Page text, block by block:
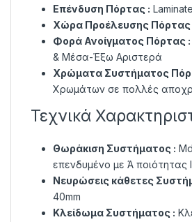
Επένδυση Πόρτας :
Χώρα Προέλευσης Πόρτας
Φορά Ανοίγματος Πόρτας :
& Μέσα-Έξω Αριστερά
Χρώματα Συστήματος
Χρωμάτων σε πολλές
Τεχνικά
Θωράκιση Συστήματος :
επενδυμένο με Ά ποιότητας
Νευρώσεις κάθετες
40mm
Κλείδωμα Συστήματος :